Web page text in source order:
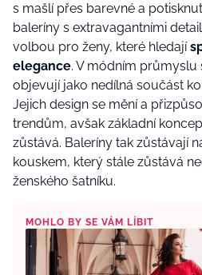
s mašlí přes barevné a
baleríny s extravagantními
volbou pro ženy, které hledají
elegance. V módním průmyslu
objevují jako nedílná součást
Jejich design se mění a
trendům, avšak základní
zůstává. Baleríny tak zůstávají
kouskem, který stále zůstává
ženského šatníku.
MOHLO BY SE VÁM LÍBIT